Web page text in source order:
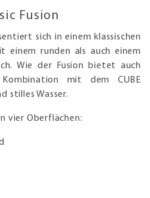
Fusion
sich in einem klassischen
einem runden als auch einem
Wie der Fusion bietet auch
mit dem CUBE
stilles Wasser.
vier Oberflächen: